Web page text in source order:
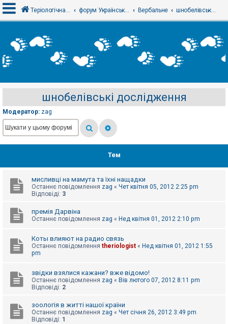
х
і
е
є
с
т
р
а
Т
м
б
о
Теріологічна школа форум Українського теріологічного товариства Вербальне шнобелівські дослідження
шнобелівські дослідження
Модератор: zag
Тем
мисливці на мамута та їхні нащадки
Останнє повідомлення zag « Чет квітня 05, 2012 2:25 pm
Відповіді: 3
премія Дарвіна
Останнє повідомлення zag « Нед квітня 01, 2012 2:10 pm
Коты влияют на радио связь
Останнє повідомлення theriologist « Нед квітня 01, 2012 1:55
pm
звідки взялися кажани? вже відомо!
Останнє повідомлення zag « Вів лютого 07, 2012 8:11 pm
Відповіді: 2
зоологія в житті нашої країни
Останнє повідомлення zag « Чет січня 26, 2012 3:49 pm
Відповіді: 1